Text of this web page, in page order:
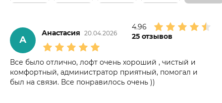
4.96
25отзывов
А
Анастасия 20.04.2026
Все было отлично, лофт очень хороший , чистый и
комфортный, администратор приятный, помогал и
был на связи. Все понравилось очень ))